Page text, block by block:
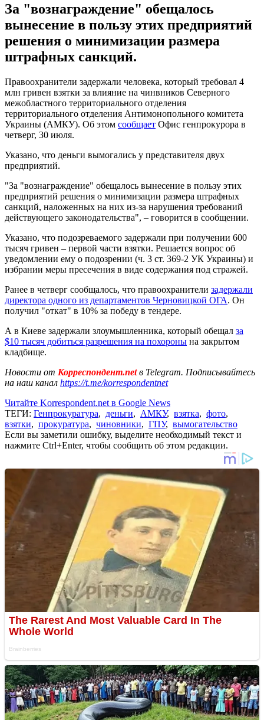
За "вознаграждение" обещалось
вынесение в пользу этих предприятий
решения о минимизации размера
штрафных санкций.
Правоохранители задержали человека, который требовал 4
млн гривен взятки за влияние на чинвников Северного
межобластного территориального отделения
территориального отделения Антимонопольного комитета
Украины (АМКУ). Об этом сообщает Офис генпрокурора в
четверг, 30 июля.
Указано, что деньги вымогались у представителя двух
предприятий.
"За "вознаграждение" обещалось вынесение в пользу этих
предприятий решения о минимизации размера штрафных
санкций, наложенных на них из-за нарушения требований
действующего законодательства", – говорится в сообщении.
Указано, что подозреваемого задержали при получении 600
тысяч гривен – первой части взятки. Решается вопрос об
уведомлении ему о подозрении (ч. 3 ст. 369-2 УК Украины) и
избрании меры пресечения в виде содержания под стражей.
Ранее в четверг сообщалось, что правоохранители задержали
директора одного из департаментов Черновицкой ОГА. Он
получил "откат" в 10% за победу в тендере.
А в Киеве задержали злоумышленника, который обещал за
$10 тысяч добиться разрешения на похороны на закрытом
кладбище.
Новости от Корреспондент.netв Telegram. Подписывайтесь
на наш канал https://t.me/korrespondentnet
Читайте Korrespondent.net в Google News
ТЕГИ: Генпрокуратура, деньги, АМКУ, взятка, фото,
взятки, прокуратура, чиновники, ГПУ, вымогательство
Если вы заметили ошибку, выделите необходимый текст и
нажмите Ctrl+Enter, чтобы сообщить об этом редакции.